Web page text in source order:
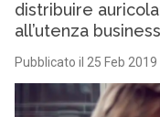
distribuire
all’utenza
Pubblicato il 25 Feb 2019